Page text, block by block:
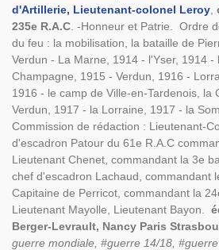
d'Artillerie, Lieutenant-colonel Leroy
235e R.A.C . -Honneur et Patrie. Ordre
du feu : la mobilisation, la bataille de
Verdun - La Marne, 1914 - l'Yser, 1914 -
Champagne, 1915 - Verdun, 1916 -
1916 - le camp de Ville-en-Tardenois, la
Verdun, 1917 - la Lorraine, 1917 - la
Commission de rédaction : Lieutenant-
d'escadron Patour du 61e R.A.C
Lieutenant Chenet, commandant la 3e
chef d'escadron Lachaud, commandant
Capitaine de Perricot, commandant la
Lieutenant Mayolle, Lieutenant Bayon.
Berger-Levrault, Nancy Paris
guerre mondiale, #guerre 14/18,